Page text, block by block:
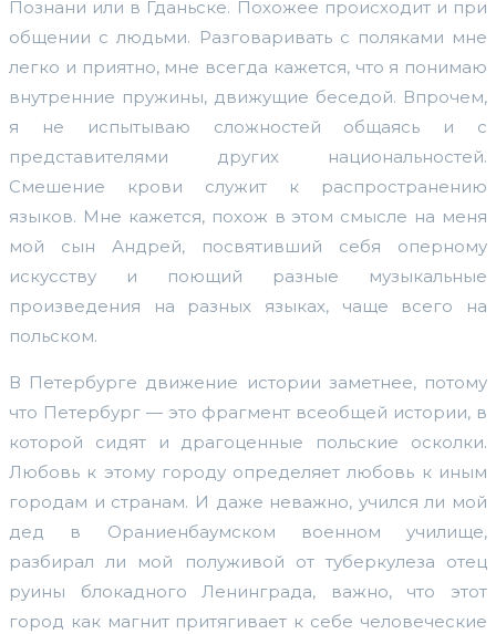
Познани или в Гданьске. Похожее происходит и при
общении с людьми. Разговаривать с поляками мне
легко и приятно, мне всегда кажется, что я понимаю
внутренние пружины, движущие беседой. Впрочем,
я не испытываю сложностей общаясь и с
представителями других национальностей.
Смешение крови служит к распространению
языков. Мне кажется, похож в этом смысле на меня
мой сын Андрей, посвятивший себя оперному
искусству и поющий разные музыкальные
произведения на разных языках, чаще всего на
польском.
В Петербурге движение истории заметнее, потому
что Петербург — это фрагмент всеобщей истории, в
которой сидят и драгоценные польские осколки.
Любовь к этому городу определяет любовь к иным
городам и странам. И даже неважно, учился ли мой
дед в Ораниенбаумском военном училище,
разбирал ли мой полуживой от туберкулеза отец
руины блокадного Ленинграда, важно, что этот
город как магнит притягивает к себе человеческие